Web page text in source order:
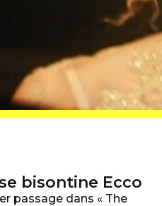
bisontine Ecco
passage dans « The